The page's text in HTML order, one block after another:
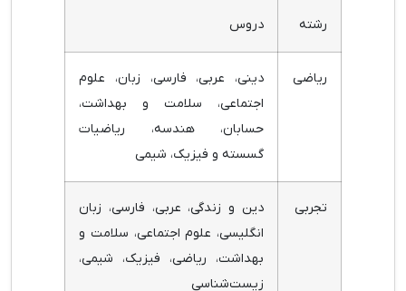
رشته دروس
ریاضی
دینی، عربی، فارسی، زبان، علوم
اجتماعی، سلامت و بهداشت،
حسابان، هندسه، ریاضیات
گسسته و فیزیک، شیمی
تجربی
دین و زندگی، عربی، فارسی، زبان
انگلیسی، علوم اجتماعی، سلامت و
بهداشت، ریاضی، فیزیک، شیمی،
زیست‌شناسی